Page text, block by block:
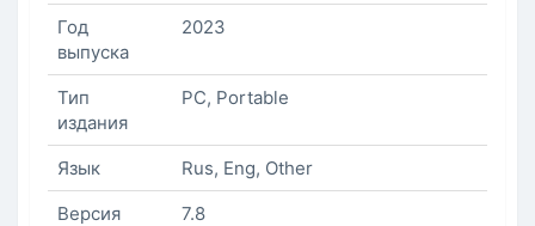
Год
выпуска
2023
Тип
издания
PC, Portable
Язык
Rus, Eng, Other
Версия
7.8